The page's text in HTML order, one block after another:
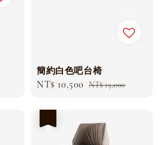
簡約白色吧台椅
Sale
NT$ 10,500 Regular
NT$ 15,000